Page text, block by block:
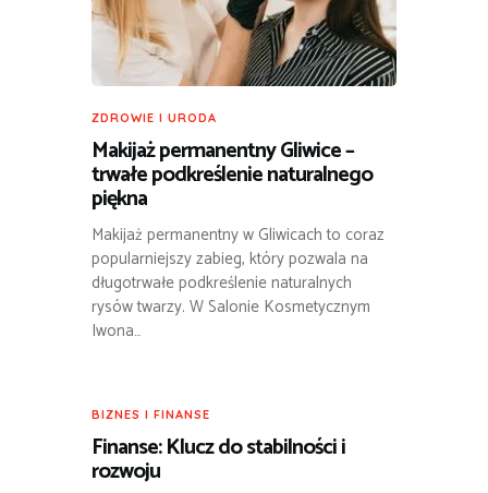
ZDROWIE I URODA
Makijaż permanentny Gliwice –
trwałe podkreślenie naturalnego
piękna
Makijaż permanentny w Gliwicach to coraz
popularniejszy zabieg, który pozwala na
długotrwałe podkreślenie naturalnych
rysów twarzy. W Salonie Kosmetycznym
Iwona…
BIZNES I FINANSE
Finanse: Klucz do stabilności i
rozwoju